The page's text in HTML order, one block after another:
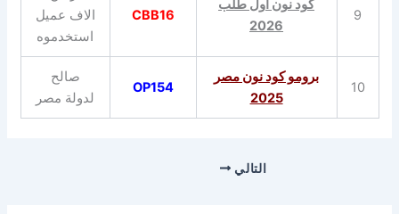
9
كود نون اول طلب
2026
CBB16
الاف عميل
استخدموه
10
برومو كود نون مصر
2025
OP154
صالح
لدولة مصر
التالي